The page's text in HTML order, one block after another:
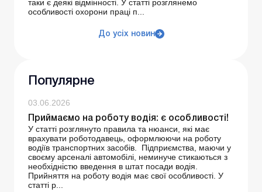
таки є деякі відмінності. У статті розглянемо
особливості охорони праці п...
До усіх новин
Популярне
03.06.2026
Приймаємо на роботу водія: є особливості!
У статті розглянуто правила та нюанси, які має
врахувати роботодавець, оформлюючи на роботу
водіїв транспортних засобів. Підприємства, маючи у
своєму арсеналі автомобілі, неминуче стикаються з
необхідністю введення в штат посади водія.
Прийняття на роботу водія має свої особливості. У
статті р...